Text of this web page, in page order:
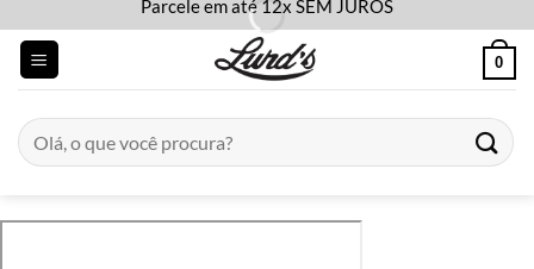
content
Parcele em até 12x SEM JUROS
0
Pesquisar
por: